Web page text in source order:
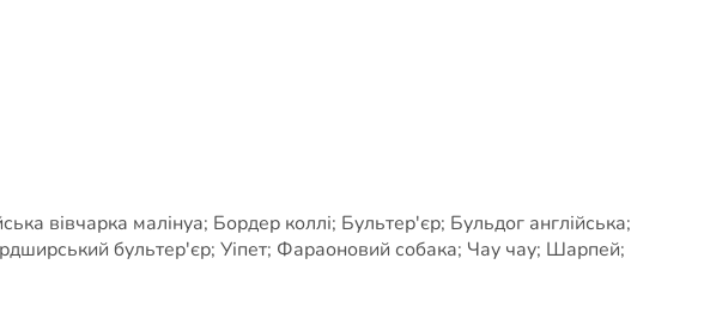
вівчарка малінуа; Бордер коллі; Бультер'єр; Бульдог англійська;
бультер'єр; Уіпет; Фараоновий собака; Чау чау; Шарпей;